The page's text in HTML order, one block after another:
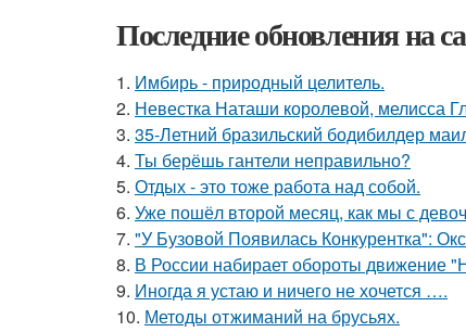
Последние обновления на
1. Имбирь - природный целитель.
2. Невестка Наташи королевой, мелисса
3. 35-Летний бразильский бодибилдер
4. Ты берёшь гантели неправильно?
5. Отдых - это тоже работа над собой.
6. Уже пошёл второй месяц, как мы с
7. "У Бузовой Появилась Конкурентка":
8. В России набирает обороты движение
9. Иногда я устаю и ничего не хочется ….
10. Методы отжиманий на брусьях.